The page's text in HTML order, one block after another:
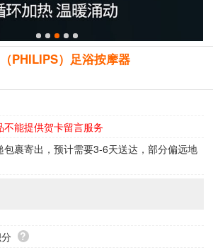
PHILIPS）足浴按摩器
不能提供贺卡留言服务
包裹寄出，预计需要3-6天送达，部分偏远地
?